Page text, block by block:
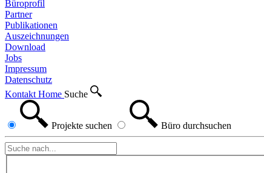
Büroprofil
Partner
Publikationen
Auszeichnungen
Download
Jobs
Impressum
Datenschutz
Kontakt Home Suche
Projekte suchen Büro durchsuchen